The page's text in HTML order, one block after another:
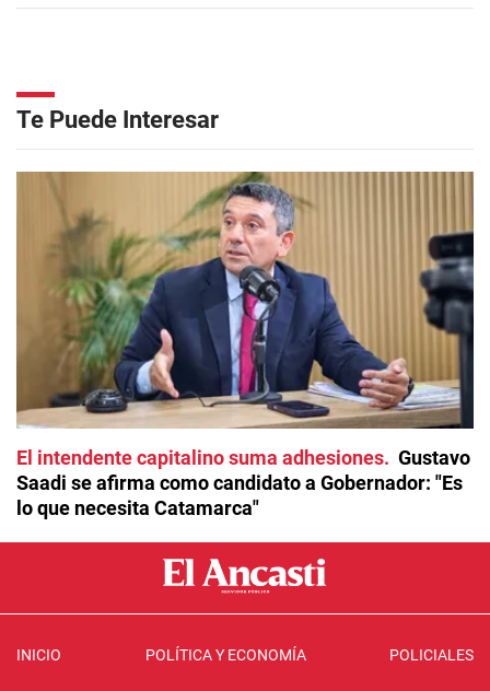
Te Puede Interesar
El intendente capitalino suma adhesiones
Gustavo
Saadi se afirma como candidato a Gobernador: "Es
lo que necesita Catamarca"
INICIO POLÍTICA Y ECONOMÍA POLICIALES